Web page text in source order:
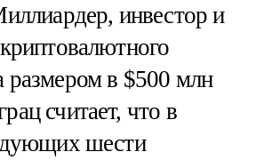
инвестор и
в $500 млн
считает, что в
шести